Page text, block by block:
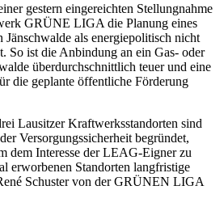
gestern eingereichten Stellungnahme
GRÜNE LIGA die Planung eines
als energiepolitisch nicht
So ist die Anbindung an ein Gas- oder
überdurchschnittlich teuer und eine
die geplante öffentliche Förderung
Lausitzer Kraftwerksstandorten sind
Versorgungssicherheit begründet,
dem Interesse der LEAG-Eigner zu
erworbenen Standorten langfristige
Schuster von der GRÜNEN LIGA